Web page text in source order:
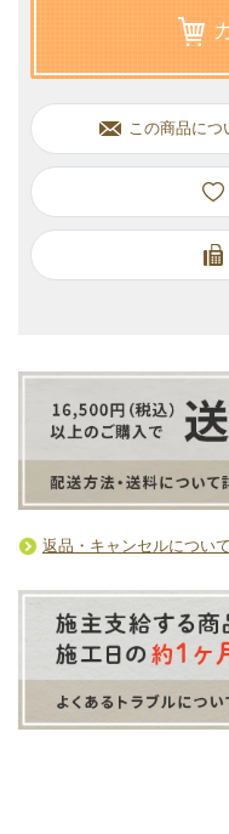
この商品に
返品・キャンセルについて